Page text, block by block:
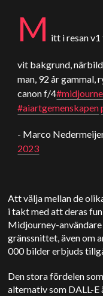
M itt i resan
vit bakgrund,
man, 92 år gammal,
canon f/4
#aiartgemenskapen
- Marco
2023
Att välja mellan de
i takt med att deras
Midjourney-
gränssnittet, även om
000 bilder erbjuds
Den stora fördelen
alternativ som DALL-